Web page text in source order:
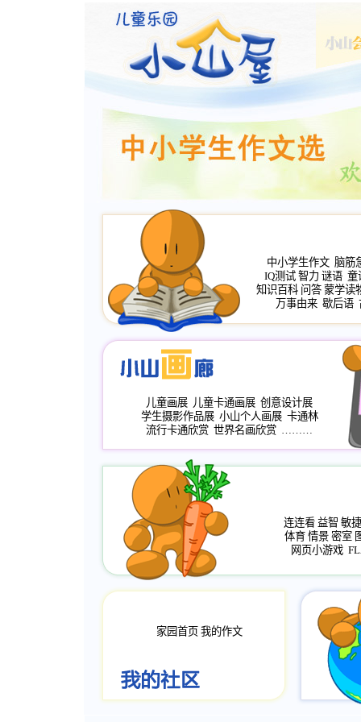
中小学生作文 脑筋
IQ测试 智力 谜语 童
知识百科 问答 蒙学读
万事由来 歇后语
儿童画展 儿童卡通画展 创意设计展
学生摄影作品展 小山个人画展 卡通林
流行卡通欣赏 世界名画欣赏 ………
连连看 益智 敏捷
体育 情景 密室
网页小游戏
家园首页 我的作文